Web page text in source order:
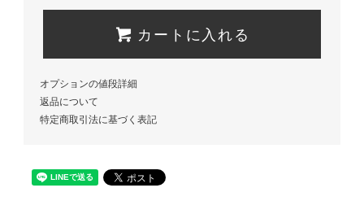
カートに入れる
オプションの値段詳細
返品について
特定商取引法に基づく表記